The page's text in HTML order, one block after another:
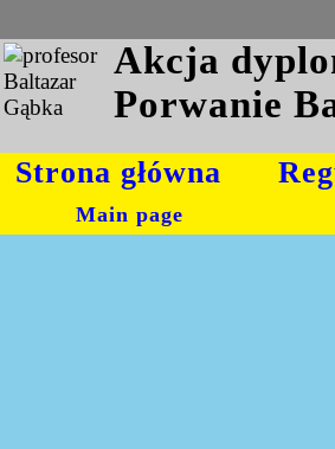
Akcja
Porwanie
Strona główna
Main page